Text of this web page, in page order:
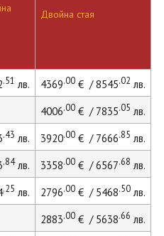
Двойна стая
.51 лв. 4369.00€ / 8545.02 лв.
4006.00€ / 7835.05 лв.
.43 лв. 3920.00€ / 7666.85 лв.
.84лв. 3358.00€ / 6567.68 лв.
.25 лв. 2796.00€ / 5468.50лв.
2883.00€ / 5638.66 лв.